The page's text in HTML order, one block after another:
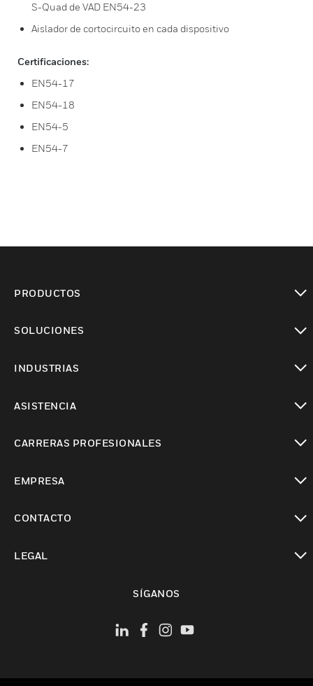
S-Quad de VAD EN54-23
Aislador de cortocircuito en cada dispositivo
Certificaciones:
EN54-17
EN54-18
EN54-5
EN54-7
PRODUCTOS
SOLUCIONES
INDUSTRIAS
ASISTENCIA
CARRERAS PROFESIONALES
EMPRESA
CONTACTO
LEGAL
SÍGANOS